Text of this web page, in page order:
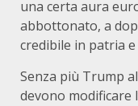
una certa aura
abbottonato, a
credibile in patria e
Senza più Trump
devono modificare